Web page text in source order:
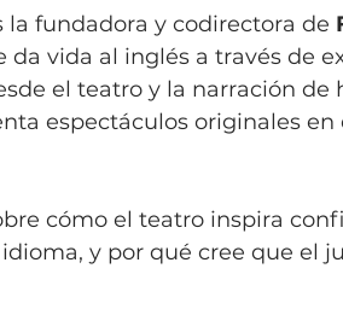
la fundadora y codirectora de
vida al inglés a través de
el teatro y la narración de
espectáculos originales en
cómo el teatro inspira
y por qué cree que el